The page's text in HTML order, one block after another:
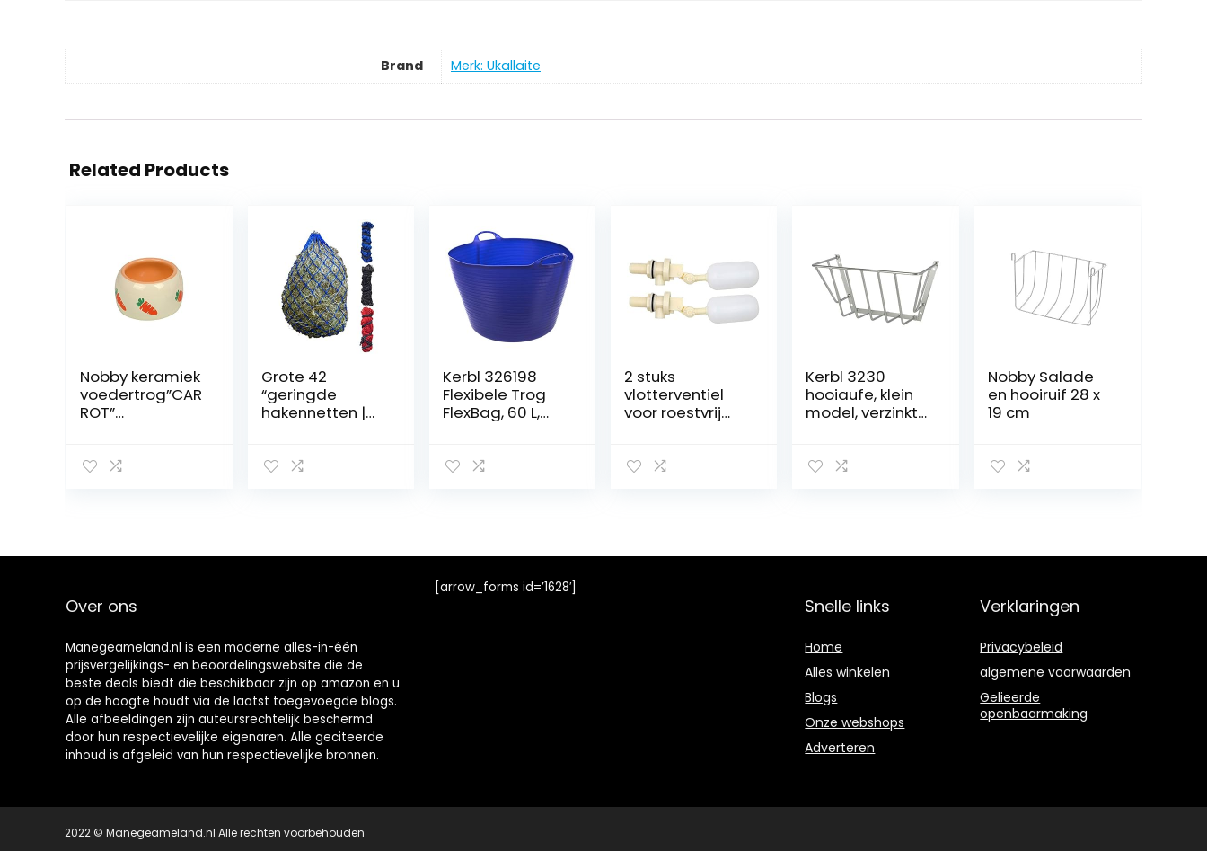
Brand Merk: Ukallaite
Related Products
Nobby keramiek
voedertrog”CAR
ROT”
Grote 42
“geringde
hakennetten |
gaasgaten
Kerbl 326198
Flexibele Trog
FlexBag, 60 L,
2 stuks
vlotterventiel
voor roestvrij
irrigatieschaal,
boerderijbenodi
Kerbl 3230
hooiaufe, klein
model, verzinkt
Nobby Salade
en hooiruif 28 x
19 cm
Over ons
Manegeameland.nl is een moderne alles-in-één
prijsvergelijkings- en beoordelingswebsite die de
beste deals biedt die beschikbaar zijn op amazon en u
op de hoogte houdt via de laatst toegevoegde blogs.
Alle afbeeldingen zijn auteursrechtelijk beschermd
door hun respectievelijke eigenaren. Alle geciteerde
inhoud is afgeleid van hun respectievelijke bronnen.
[arrow_forms id=’1628′]
Snelle links
Home
Alles winkelen
Blogs
Onze webshops
Adverteren
Verklaringen
Privacybeleid
algemene voorwaarden
Gelieerde
openbaarmaking
2022 © Manegeameland.nl Alle rechten voorbehouden